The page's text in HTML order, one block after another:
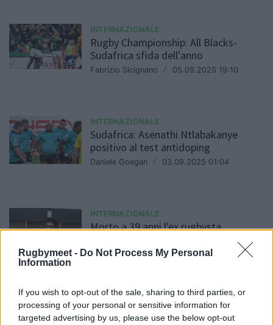
Rugbymeet - Do Not Process My Personal
Information
If you wish to opt-out of the sale, sharing to third parties, or
processing of your personal or sensitive information for
targeted advertising by us, please use the below opt-out
INTERNAZIONALE
Rugby Championship: All Blacks-
Sudafrica sfida dell'anno
Fabrizio Sicignano / 05.09.2025 19:10
INTERNAZIONALE
Sudafrica: Asenathi Ntlabakanye
positivo al test antidoping
Daniele Goegan / 03.09.2025 01:04
INTERNAZIONALE
Morto a 39 anni l'ex rugbysta
Daniele Goegan / 28.08.2025 10:02